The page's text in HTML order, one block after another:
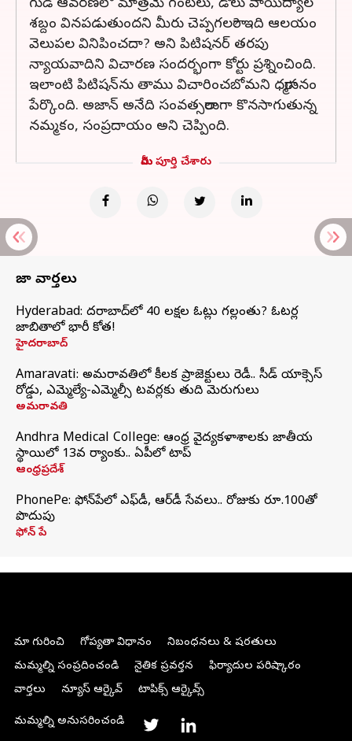
గుడి ఆవరణలో మాత్రమే గంటలు, డోలు వాయిద్యాల
శబ్దం వినపడుతుందని మీరు చెప్పగలరా? ఇది ఆలయం
వెలుపల వినిపించదా? అని పిటిషనర్ తరపు
న్యాయవాదిని విచారణ సందర్భంగా కోర్టు ప్రశ్నించింది.
ఇలాంటి పిటిషన్‌ను తాము విచారించబోమని ధర్మాసనం
పేర్కొంది. అజాన్ అనేది సంవత్సరాలుగా కొనసాగుతున్న
నమ్మకం, సంప్రదాయం అని చెప్పింది.
మీరు పూర్తి చేశారు
తాజా వార్తలు
Hyderabad: హైదరాబాద్‌లో 40 లక్షల ఓట్లు గల్లంతు? ఓటర్ల
జాబితాలో భారీ కోత!
హైదరాబాద్
Amaravati: అమరావతిలో కీలక ప్రాజెక్టులు రెడీ.. సీడ్‌ యాక్సెస్‌
రోడ్డు, ఎమ్మెల్యే-ఎమ్మెల్సీ టవర్లకు తుది మెరుగులు
అమరావతి
Andhra Medical College: ఆంధ్ర వైద్యకళాశాలకు జాతీయ
స్థాయిలో 13వ ర్యాంకు.. ఏపీలో టాప్
ఆంధ్రప్రదేశ్
PhonePe: ఫోన్‌పేలో ఎఫ్‌డీ, ఆర్‌డీ సేవలు.. రోజుకు రూ.100తో
పొదుపు
ఫోన్‌ పే
మా గురించి గోప్యతా విధానం
నిబంధనలు & షరతులు
మమ్మల్ని సంప్రదించండి
నైతిక ప్రవర్తన
ఫిర్యాదుల పరిష్కారం
వార్తలు
న్యూస్ ఆర్కైవ్ టాపిక్స్ ఆర్కైవ్స్
మమ్మల్ని అనుసరించండి